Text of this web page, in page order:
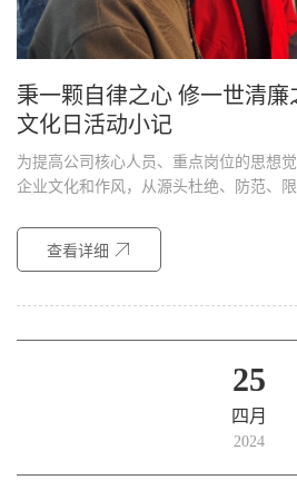
秉一颗自律之心 修一世清
文化日活动小记
为提高公司核心人员、重点岗位的思想
企业文化和作风，从源头杜绝、防范、
查看详细
25
四月
2024